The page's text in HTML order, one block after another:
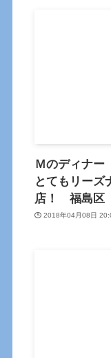
Ｍのディナ
とてもリーズ
店！ 福島区
2018年04月08日